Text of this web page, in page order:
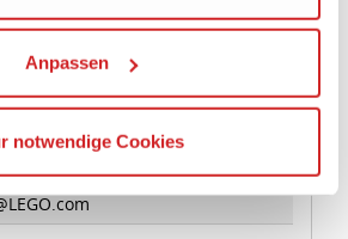
erlauben“, klicken, werden ein Teil
Daten in die USA übertragen.
dass nicht von einem
wird, und daher kein angemessenes
Anpassen
notwendige Cookies
S, Aastvej 1, 7190 Billund,
www.lego.com,